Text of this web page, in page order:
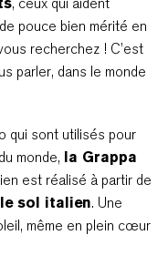
pouce bien mérité en
recherchez ! C’est
parler, dans le monde
qui sont utilisés pour
monde, la Grappa
est réalisé à partir de
sol italien. Une
même en plein cœur